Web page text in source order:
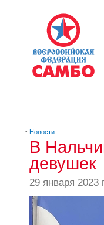
↑ Новости
В
девушек
29 января 2023